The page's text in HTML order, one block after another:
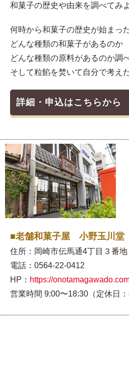
和菓子の歴史や由来を調べてみよ
何時から和菓子の歴史が始まっ
どんな種類の和菓子があるのか
どんな種類の原料があるのか調
そして粒餡を焚いて自分で考え
詳細・申込はこちらから
■老舗和菓子屋 小野玉川堂
住所：岡崎市伝馬通4丁目３番地
電話：0564-22-0412
HP： https://
営業時間 9:00〜18:30（定休日：